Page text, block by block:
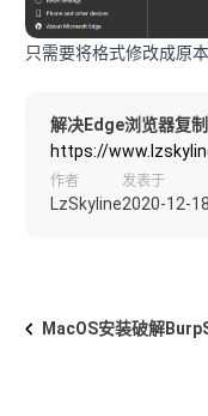
只需要将格式修改成原
解决Edge浏览器复
https://
作者
LzSkyline
发表于
2020-12-18
MacOS安装破解